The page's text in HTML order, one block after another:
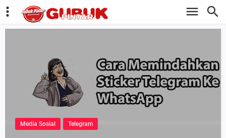
Media Sosial Telegram